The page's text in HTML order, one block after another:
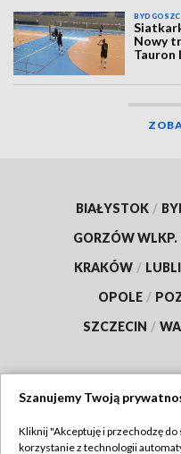
Nowy
Tauron
BIAŁYSTOK /
GORZÓW WLKP.
KRAKÓW /
OPOLE /
SZCZECIN /
Szanujemy Twoją
Kliknij "Akceptuję i przechodzę do
korzystanie z technologii